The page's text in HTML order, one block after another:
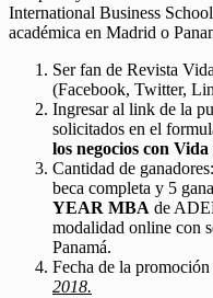
International Business
académica en Madrid o
Ser fan de Revista
(Facebook, Twitter,
Ingresar al link de la
solicitados en el
los negocios con
Cantidad de
beca completa y 5
YEAR MBA de
modalidad online con
Panamá.
Fecha de la promoción
2018.